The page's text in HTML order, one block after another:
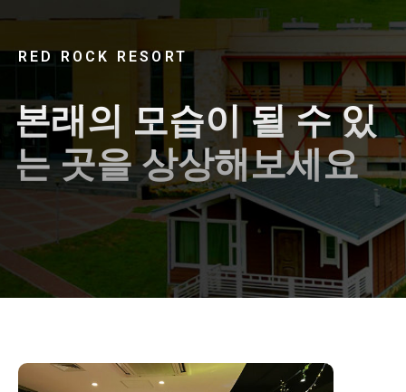
RED ROCK RESORT
본래의 모습이 될 수 있
는 곳을 상상해보세요